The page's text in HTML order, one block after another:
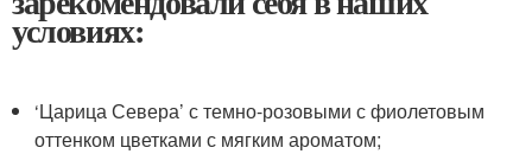
условиях:
‘Царица Севера’ с темно-розовыми с фиолетовым
оттенком цветками с мягким ароматом;